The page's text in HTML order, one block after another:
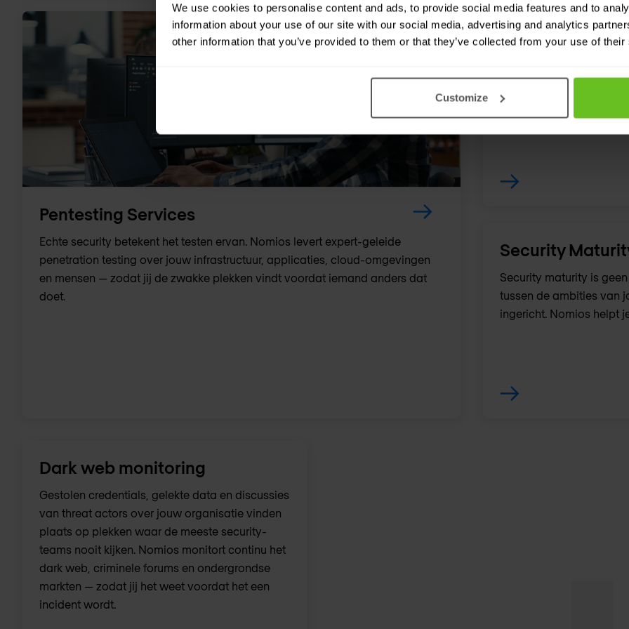
We use cookies to personalise content and ads, to provide social media features and to
information about your use of our site with our social media, advertising and analytics
other information that you’ve provided to them or that they’ve collected from your use of
Customize
Pentesting Services
Echte security betekent het testen ervan. Nomios levert expert-geleide
penetration testing over jouw infrastructuur, applicaties, cloud-omgevingen
en mensen — zodat jij de zwakke plekken vindt voordat iemand anders dat
doet.
Cybersecurity
Goede security-
Nomios levert expert-
security-programma —
Security
Security maturity is
tussen de ambities van
ingericht. Nomios helpt
Dark web monitoring
Gestolen credentials, gelekte data en discussies
van threat actors over jouw organisatie vinden
plaats op plekken waar de meeste security-
teams nooit kijken. Nomios monitort continu het
dark web, criminele forums en ondergrondse
markten — zodat jij het weet voordat het een
incident wordt.